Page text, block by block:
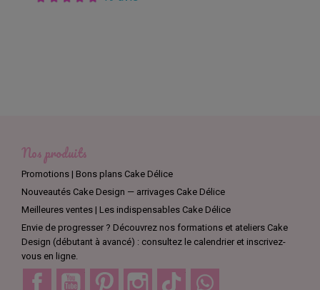
Nos produits
Promotions | Bons plans Cake Délice
Nouveautés Cake Design — arrivages Cake Délice
Meilleures ventes | Les indispensables Cake Délice
Envie de progresser ? Découvrez nos formations et ateliers Cake
Design (débutant à avancé) : consultez le calendrier et inscrivez-
vous en ligne.
Facebook YouTube Pinterest Instagram TikTok